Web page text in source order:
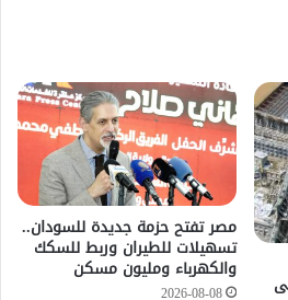
مصر تفتح حزمة جديدة للسودان..
تسهيلات للطيران وربط للسكك
والكهرباء ومليون مسكن
2026-08-08